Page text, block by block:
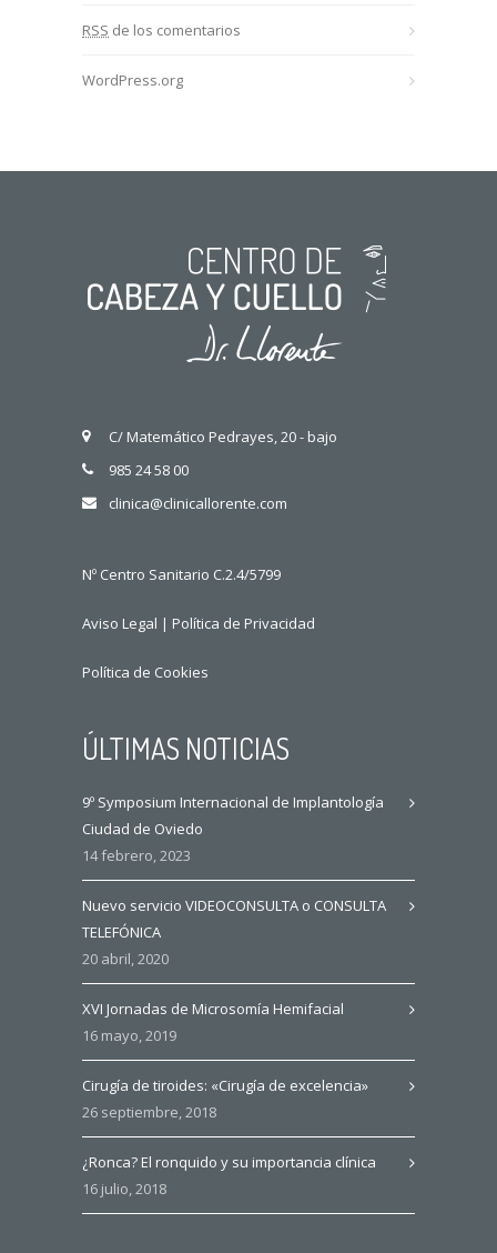
RSS de los comentarios
WordPress.org
C/ Matemático Pedrayes, 20 - bajo
985 24 58 00
clinica@clinicallorente.com
Nº Centro Sanitario C.2.4/5799
Aviso Legal | Política de Privacidad
Política de Cookies
ÚLTIMAS NOTICIAS
9º Symposium Internacional de Implantología
Ciudad de Oviedo
14 febrero, 2023
Nuevo servicio VIDEOCONSULTA o CONSULTA
TELEFÓNICA
20 abril, 2020
XVI Jornadas de Microsomía Hemifacial
16 mayo, 2019
Cirugía de tiroides: «Cirugía de excelencia»
26 septiembre, 2018
¿Ronca? El ronquido y su importancia clínica
16 julio, 2018